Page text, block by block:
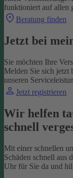
funktioniert auf allen
Beratung finden
Jetzt bei
Sie möchten Ihre
Melden Sie sich
unseren
Jetzt registrieren
Wir helfen
schnell
Mit einer schnellen
Schäden schnell aus
Uhr für Sie da und